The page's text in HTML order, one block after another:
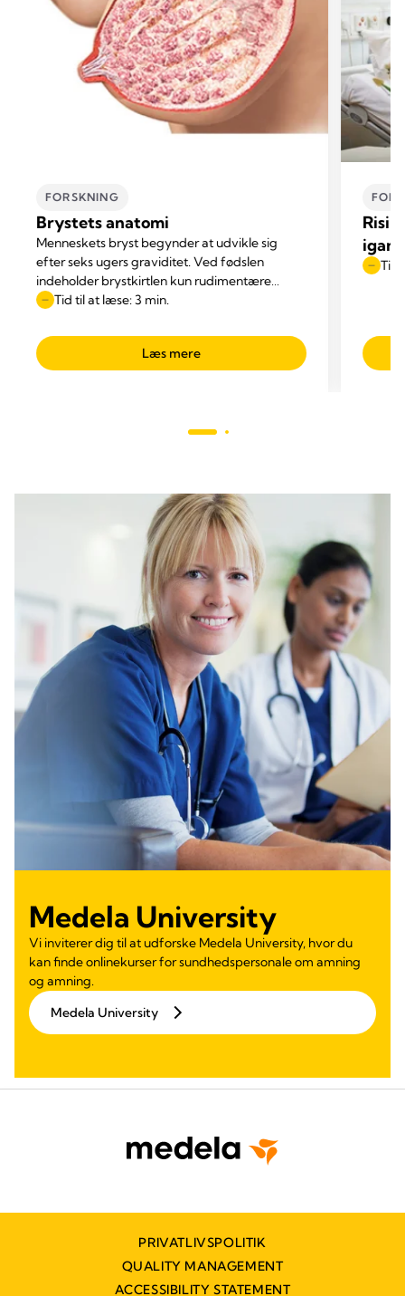
FORSKNING
Brystets anatomi
Menneskets bryst begynder at udvikle sig
efter seks ugers graviditet. Ved fødslen
indeholder brystkirtlen kun rudimentære
kanaler, der har små køllelignende ender, som
Tid til at læse: 3 min.
Læs mere
Tid
Medela University
Vi inviterer dig til at udforske Medela University, hvor du
kan finde onlinekurser for sundhedspersonale om amning
og amning.
Medela University
PRIVATLIVSPOLITIK
QUALITY MANAGEMENT
ACCESSIBILITY STATEMENT